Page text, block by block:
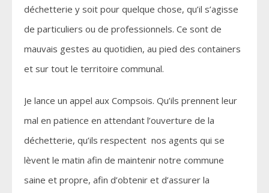
déchetterie y soit pour quelque chose, qu’il s’agisse
de particuliers ou de professionnels. Ce sont de
mauvais gestes au quotidien, au pied des containers
et sur tout le territoire communal.
Je lance un appel aux Compsois. Qu’ils prennent leur
mal en patience en attendant l’ouverture de la
déchetterie, qu’ils respectent nos agents qui se
lèvent le matin afin de maintenir notre commune
saine et propre, afin d’obtenir et d’assurer la